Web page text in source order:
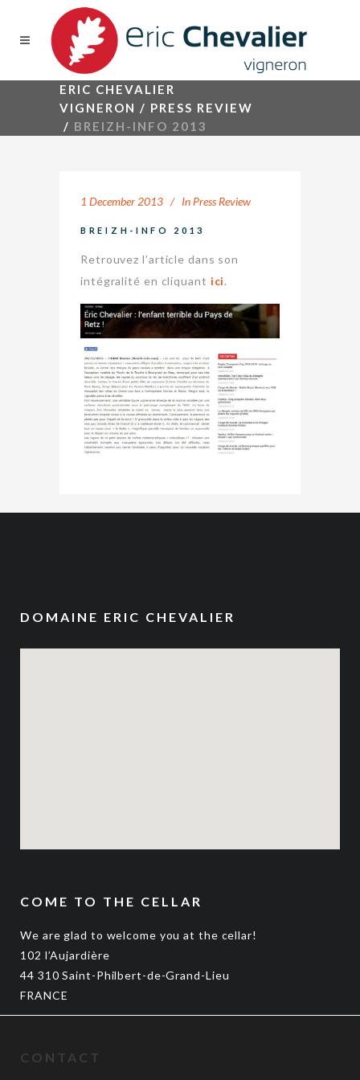
ERIC CHEVALIER
VIGNERON / PRESS REVIEW
/ BREIZH-INFO 2013
1 December 2013 In Press Review
BREIZH-INFO 2013
Retrouvez l’article dans son
intégralité en cliquant ici.
DOMAINE ERIC CHEVALIER
COME TO THE CELLAR
We are glad to welcome you at the cellar!
102 l’Aujardière
44 310 Saint-Philbert-de-Grand-Lieu
FRANCE
CONTACT